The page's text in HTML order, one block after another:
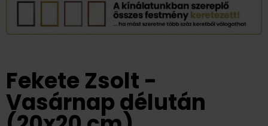
Fekete Zsolt -
Vasárnap délután